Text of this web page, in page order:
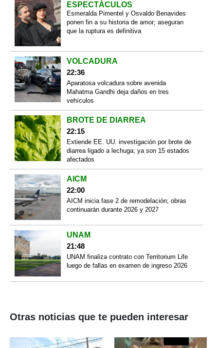
ESPECTÁCULOS
Esmeralda Pimentel y Osvaldo Benavides
ponen fin a su historia de amor; aseguran
que la ruptura es definitiva
VOLCADURA
22:36
Aparatosa volcadura sobre avenida
Mahatma Gandhi deja daños en tres
vehículos
BROTE DE DIARREA
22:15
Extiende EE. UU. investigación por brote de
diarrea ligado a lechuga; ya son 15 estados
afectados
AICM
22:00
AICM inicia fase 2 de remodelación; obras
continuarán durante 2026 y 2027
UNAM
21:48
UNAM finaliza contrato con Territorium Life
luego de fallas en examen de ingreso 2026
Otras noticias que te pueden interesar